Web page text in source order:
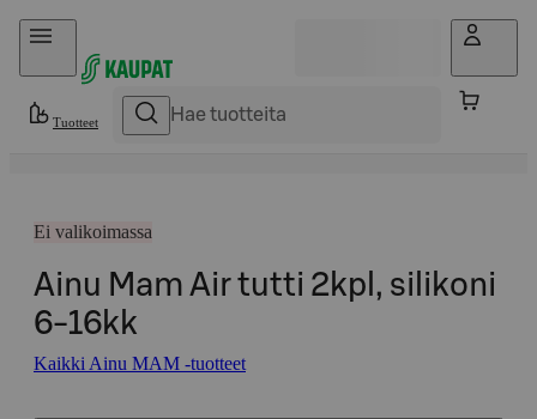
Hyppää sisältöön
Tuotteet
Ei valikoimassa
Ainu Mam Air tutti 2kpl, silikoni
6-16kk
Kaikki Ainu MAM -tuotteet